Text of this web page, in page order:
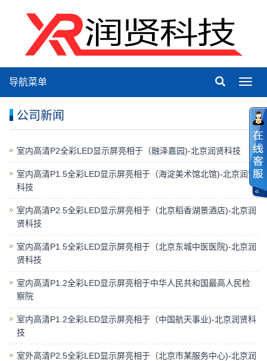
导航菜单
公司新闻
室内高清P2全彩LED显示屏亮相于（融泽嘉园)-北京润贤科技
室内高清P1.5全彩LED显示屏亮相于（海淀美术馆北馆)-北京润贤
科技
室内高清P2.5全彩LED显示屏亮相于（北京稻香湖景酒店)-北京润
贤科技
室内高清P1.5全彩LED显示屏亮相于（北京东城中医医院)-北京润
贤科技
室内高清P1.2全彩LED显示屏亮相于中华人民共和国最高人民检
察院
室内高清P1.2全彩LED显示屏亮相于（中国航天事业)-北京润贤科
技
室外高清P2.5全彩LED显示屏亮相于（北京市某服务中心)-北京润